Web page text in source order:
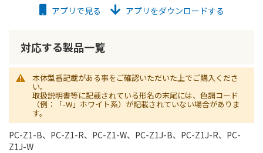
アプリで見る アプリをダウンロードする
対応する製品一覧
本体型番記載がある事をご確認いただいた上でご購入くださ
い。
取扱説明書等に記載されている形名の末尾には、色調コード
（例：「-W」ホワイト系）が記載されていない場合がありま
す。
PC-Z1-B、PC-Z1-R、PC-Z1-W、PC-Z1J-B、PC-Z1J-R、PC-
Z1J-W